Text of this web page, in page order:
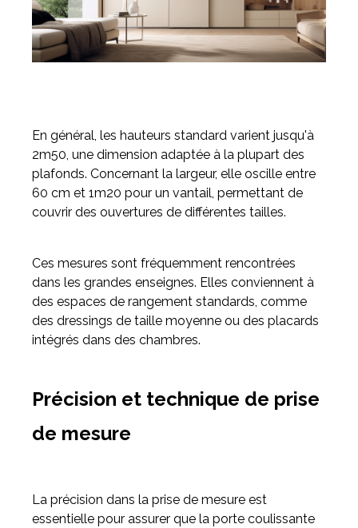
En général, les hauteurs standard varient jusqu'à
2m50, une dimension adaptée à la plupart des
plafonds. Concernant la largeur, elle oscille entre
60 cm et 1m20 pour un vantail, permettant de
couvrir des ouvertures de différentes tailles.
Ces mesures sont fréquemment rencontrées
dans les grandes enseignes. Elles conviennent à
des espaces de rangement standards, comme
des dressings de taille moyenne ou des placards
intégrés dans des chambres.
Précision et technique de prise
de mesure
La précision dans la prise de mesure est
essentielle pour assurer que la porte coulissante